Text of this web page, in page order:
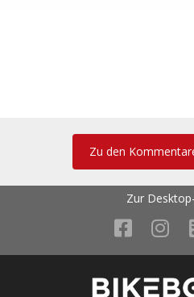
Zur